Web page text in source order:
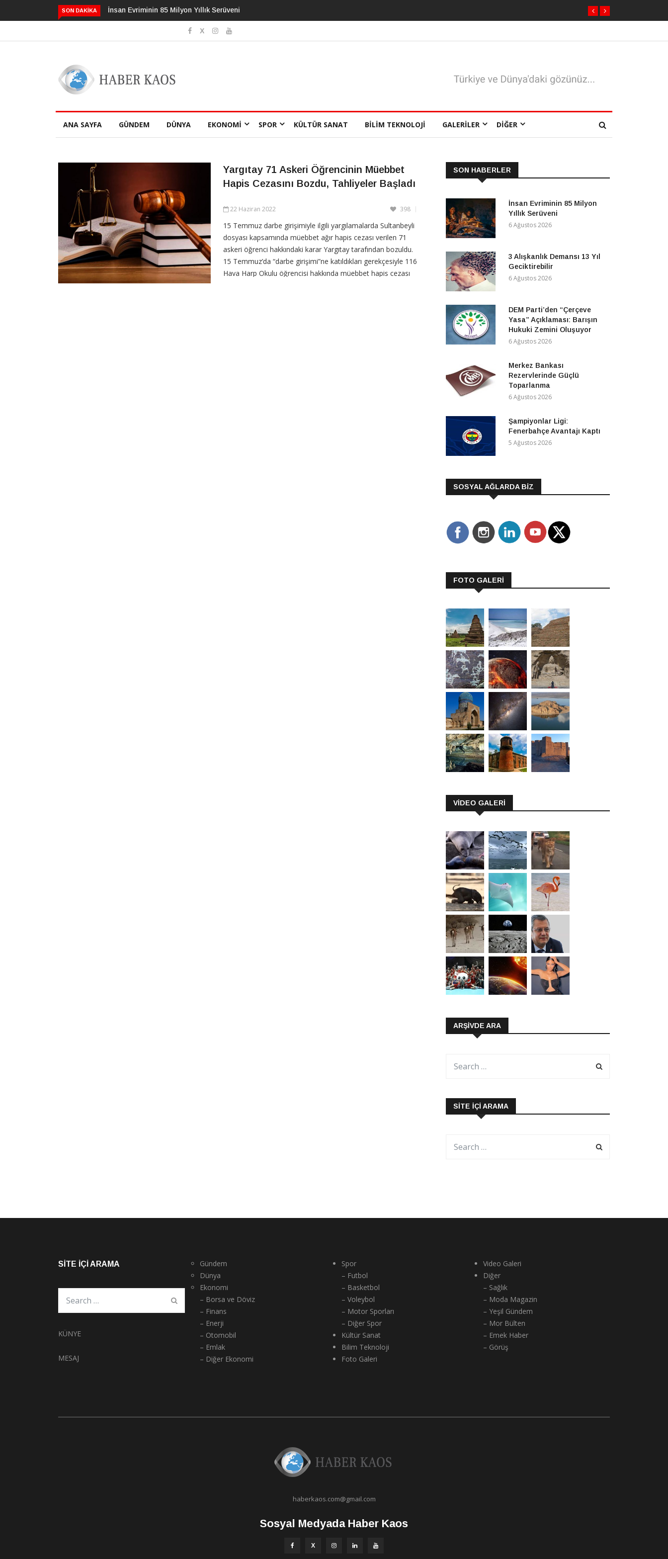
SON DAKIKA
İnsan Evriminin 85 Milyon Yıllık Serüveni 3 Alışkanlık Demansı 13 Yıl
Geciktirebilir
ANA SAYFA GÜNDEM DÜNYA EKONOMI SPOR KÜLTÜR SANAT BILIM TEKNOLOJI GALERILER DIĞER
Yargıtay 71 Askeri Öğrencinin Müebbet
Hapis Cezasını Bozdu, Tahliyeler Başladı
22 Haziran 2022 398
15 Temmuz darbe girişimiyle ilgili yargılamalarda Sultanbeyli
dosyası kapsamında müebbet ağır hapis cezası verilen 71
askeri öğrenci hakkındaki karar Yargıtay tarafından bozuldu.
15 Temmuz’da “darbe girişimi”ne katıldıkları gerekçesiyle 116
Hava Harp Okulu öğrencisi hakkında müebbet hapis cezası
SON HABERLER
İnsan Evriminin 85 Milyon
Yıllık Serüveni
6 Ağustos 2026
3 Alışkanlık Demansı 13 Yıl
Geciktirebilir
6 Ağustos 2026
DEM Parti’den “Çerçeve
Yasa” Açıklaması: Barışın
Hukuki Zemini Oluşuyor
6 Ağustos 2026
Merkez Bankası
Rezervlerinde Güçlü
Toparlanma
6 Ağustos 2026
Şampiyonlar Ligi:
Fenerbahçe Avantajı Kaptı
5 Ağustos 2026
SOSYAL AĞLARDA BİZ
FOTO GALERİ
VİDEO GALERİ
ARŞIVDE ARA
SITE İÇI ARAMA
SITE İÇI ARAMA
KÜNYE
MESAJ
Gündem
Dünya
Ekonomi
– Borsa ve Döviz
– Finans
– Enerji
– Otomobil
– Emlak
– Diğer Ekonomi
Spor
– Futbol
– Basketbol
– Voleybol
– Motor Sporları
– Diğer Spor
Kültür Sanat
Bilim Teknoloji
Foto Galeri
Video Galeri
Diğer
– Sağlık
– Moda Magazin
– Yeşil Gündem
– Mor Bülten
– Emek Haber
– Görüş
haberkaos.com@gmail.com
Sosyal Medyada Haber Kaos